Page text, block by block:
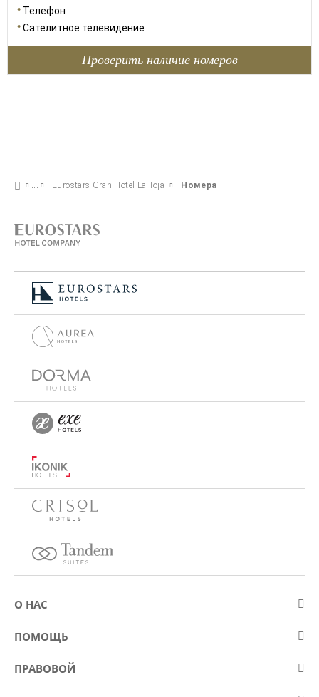
Телефон
Сателитное телевидение
Проверить наличие номеров
Eurostars Gran Hotel La Toja Номера
О НАС
О компании Eurostars Hotel Company
Kонкурсы
ПОМОЩЬ
Контакт
ПРАВОВОЙ